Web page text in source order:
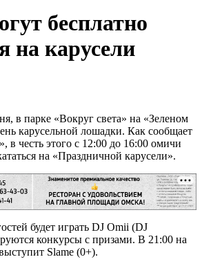
бесплатно
на карусели
в парке «Вокруг света» на «Зеленом
карусельной лошадки. Как сообщает
в честь этого с 12:00 до 16:00 омичи
на «Праздничной карусели».
будет играть DJ Omii (DJ
конкурсы с призами. В 21:00 на
Slame (0+).